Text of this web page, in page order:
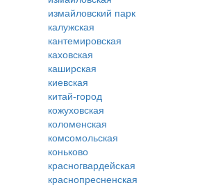
измайловский парк
калужская
кантемировская
каховская
каширская
киевская
китай-город
кожуховская
коломенская
комсомольская
коньково
красногвардейская
краснопресненская